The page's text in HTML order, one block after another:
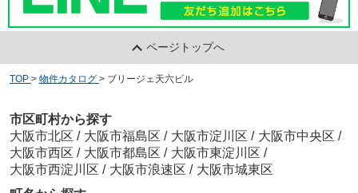
ページトップへ
TOP > 物件カタログ > ブリージェ天六ビル
市区町村から探す
大阪市北区 / 大阪市福島区 / 大阪市淀川区 / 大阪市中央区 /
大阪市西区 / 大阪市都島区 / 大阪市東淀川区 /
大阪市西淀川区 / 大阪市浪速区 / 大阪市城東区